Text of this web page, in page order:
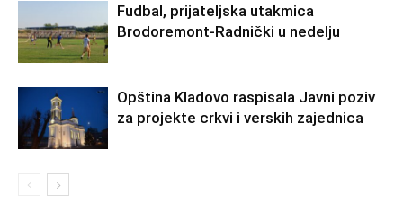
Fudbal, prijateljska utakmica
Brodoremont-Radnički u nedelju
Opština Kladovo raspisala Javni poziv
za projekte crkvi i verskih zajednica